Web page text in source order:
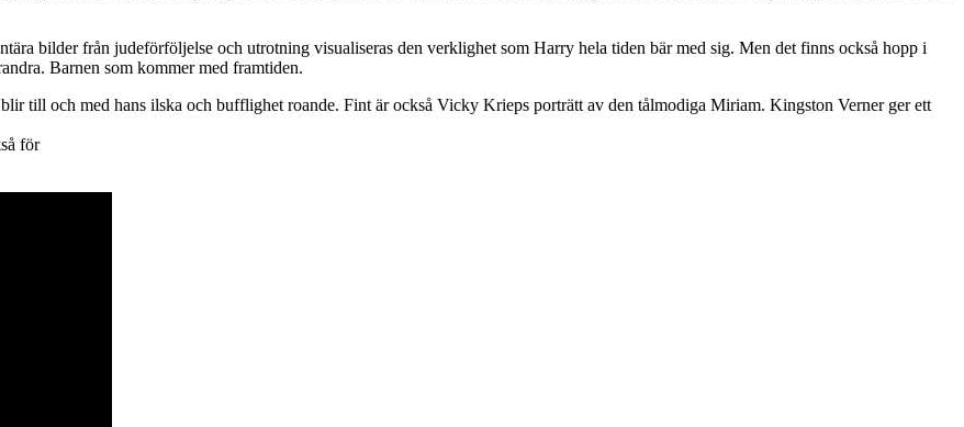
bilder från judeförföljelse och utrotning visualiseras den verklighet som Harry hela tiden bär med sig. Men det finns också hopp i
Barnen som kommer med framtiden.
till och med hans ilska och bufflighet roande. Fint är också Vicky Krieps porträtt av den tålmodiga Miriam. Kingston Verner ger ett
för